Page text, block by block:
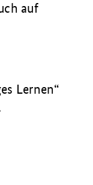
auf
Lernen“